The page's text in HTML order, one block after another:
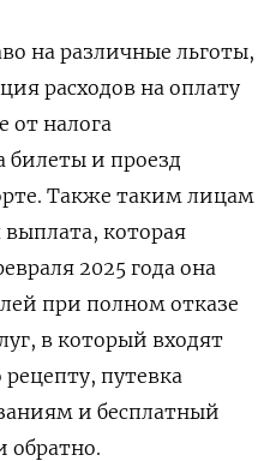
на различные льготы,
расходов на оплату
от налога
билеты и проезд
Также таким лицам
которая
2025 года она
при полном отказе
в который входят
рецепту, путевка
и бесплатный
обратно.